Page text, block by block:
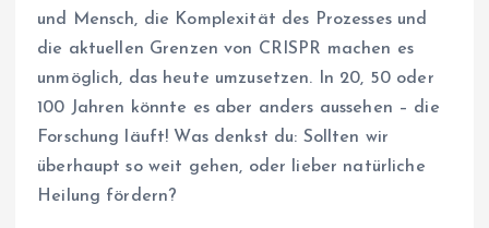
und Mensch, die Komplexität des Prozesses und
die aktuellen Grenzen von CRISPR machen es
unmöglich, das heute umzusetzen. In 20, 50 oder
100 Jahren könnte es aber anders aussehen – die
Forschung läuft! Was denkst du: Sollten wir
überhaupt so weit gehen, oder lieber natürliche
Heilung fördern?